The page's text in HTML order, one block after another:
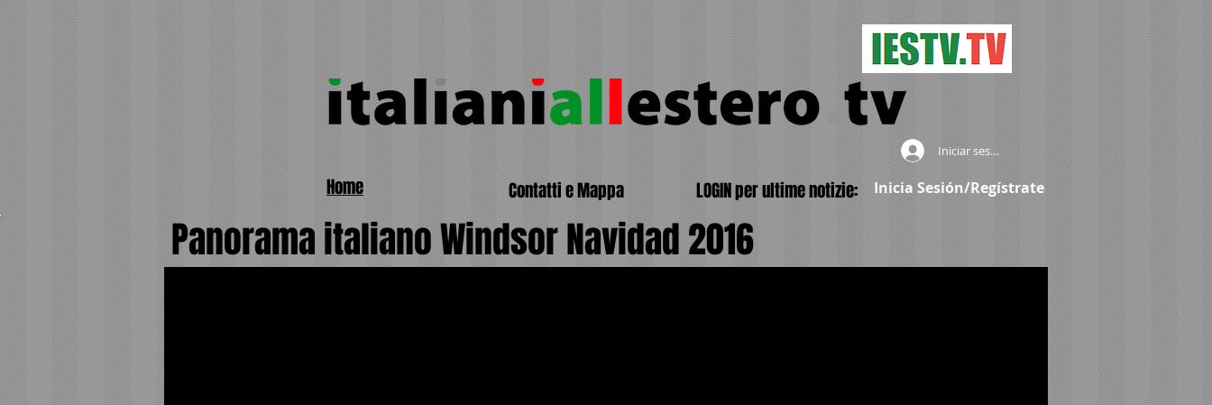
Iniciar sesión
Home Contatti e Mappa LOGIN per ultime notizie: Inicia Sesión/Regístrate
Panorama italiano Windsor Navidad 2016